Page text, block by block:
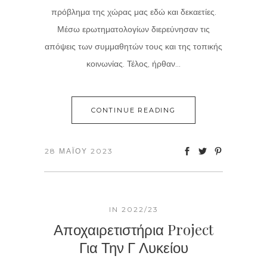
πρόβλημα της χώρας μας εδώ και δεκαετίες.
Μέσω ερωτηματολογίων διερεύνησαν τις
απόψεις των συμμαθητών τους και της τοπικής
κοινωνίας. Τέλος, ήρθαν...
CONTINUE READING
28 ΜΑΪ́ΟΥ 2023
IN 2022/23
Αποχαιρετιστήρια Project
Για Την Γ Λυκείου